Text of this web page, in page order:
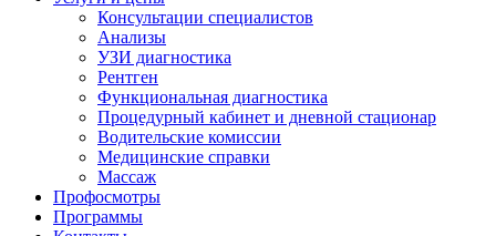
Консультации специалистов
Анализы
УЗИ диагностика
Рентген
Функциональная диагностика
Процедурный кабинет и дневной стационар
Водительские комиссии
Медицинские справки
Массаж
Профосмотры
Программы